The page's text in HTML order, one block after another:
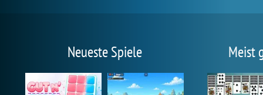
Neueste Spiele Meist